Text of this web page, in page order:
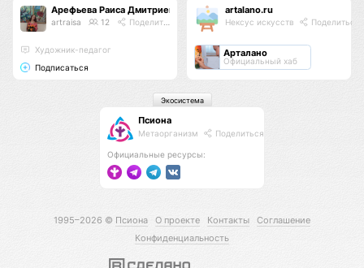
Арефьева Раиса Дмитриевна
artraisa 12 Поделиться
Художник-педагог
Подписаться
artalano.ru
Нексус искусств Поделиться
Арталано
Официальный хаб
Псиона
Метаорганизм Поделиться
Официальные ресурсы:
Экосистема
1995–2026 © Псиона О проекте Контакты
Соглашение
Конфиденциальность